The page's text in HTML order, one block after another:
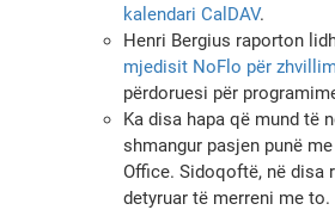
kalendari CalDAV.
Henri Bergius raporton
mjedisit NoFlo për
përdoruesi për
Ka disa hapa që mund të
shmangur pasjen punë
Office. Sidoqoftë, në disa
detyruar të merreni me to.